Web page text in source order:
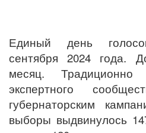
Единый день
сентября 2024 года.
месяц.
экспертного
губернаторским
выборы выдвинулось